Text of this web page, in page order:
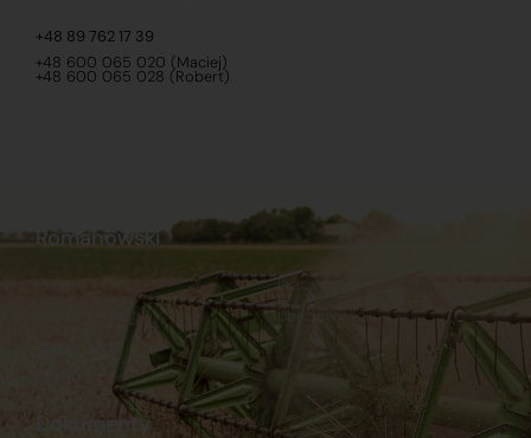
+48 89 762 17 39
+48 600 065 020 (Maciej)
+48 600 065 028 (Robert)
Dokumenty
Romanowski
Sklep internetowy
Praca
Ubezpieczenia